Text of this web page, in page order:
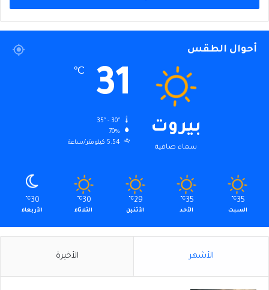
أحوال الطقس
بيروت
سماء صافية
31
℃
70%
5.54 كيلومتر/ساعة
35
℃
السبت
35
℃
الأحد
29
℃
الأثنين
30
℃
الثلاثاء
30
℃
الأربعاء
الأشهر الأخيرة